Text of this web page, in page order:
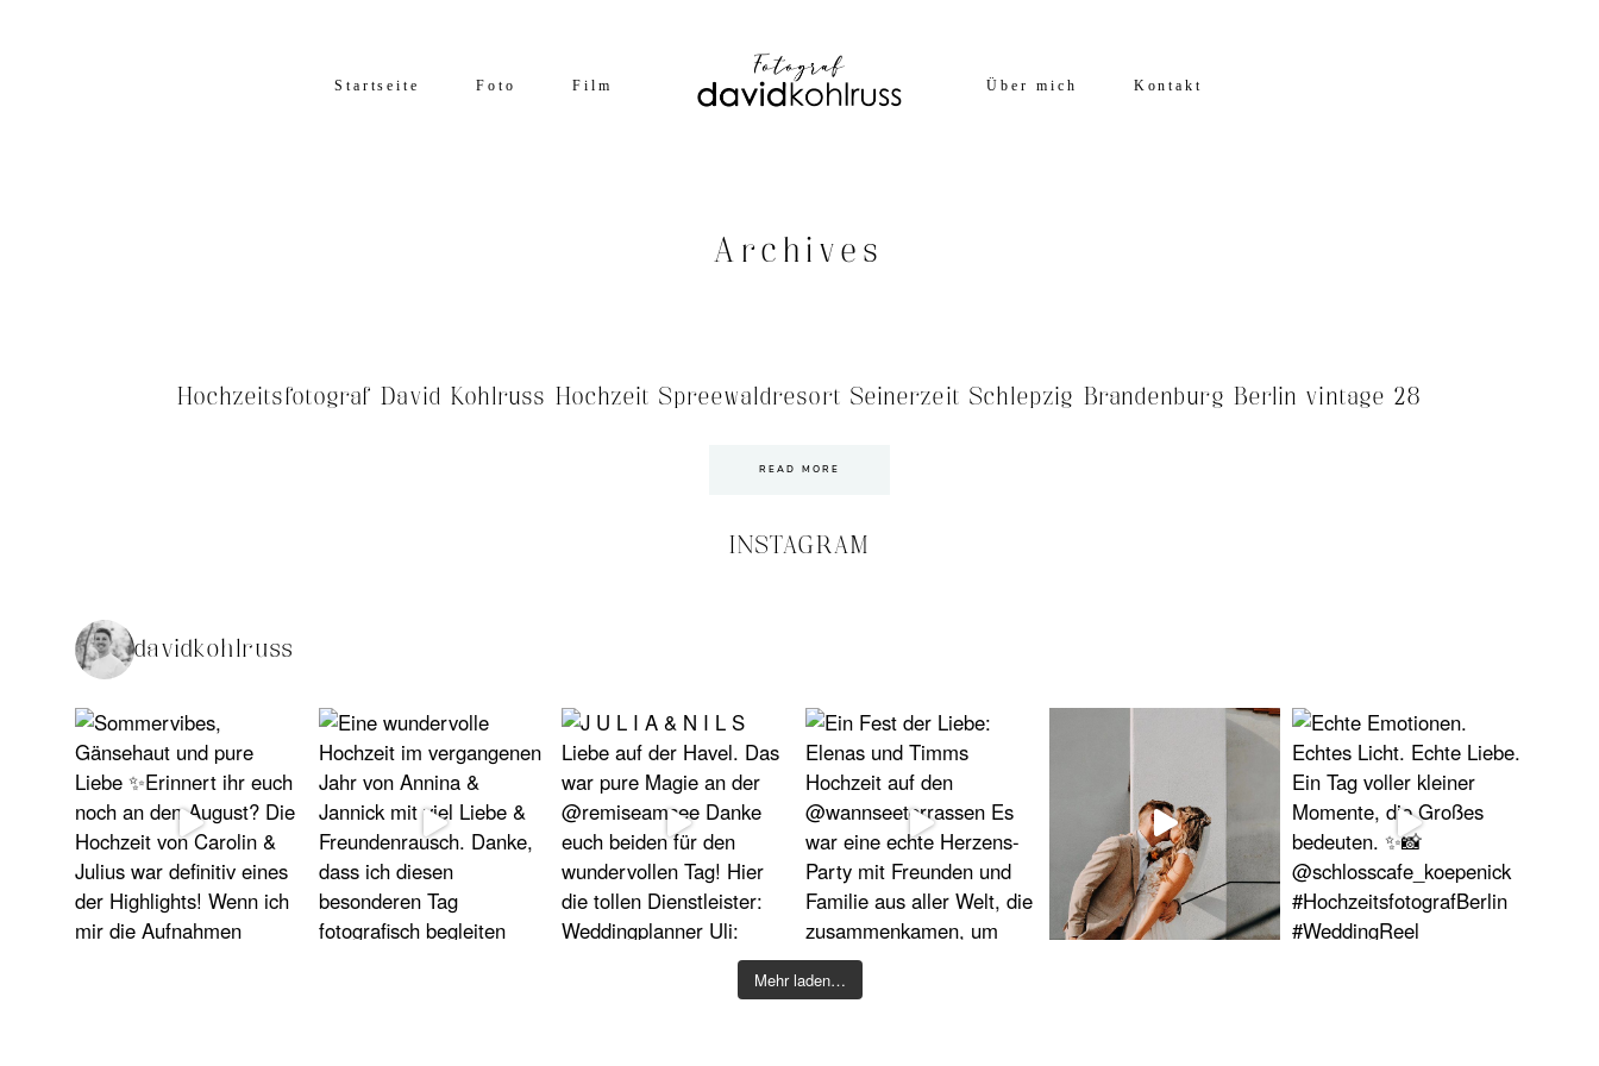
Startseite Foto Film Über mich Kontakt
Archives
Hochzeitsfotograf David Kohlruss Hochzeit Spreewaldresort Seinerzeit Schlepzig Brandenburg Berlin vintage 28
READ MORE
INSTAGRAM
davidkohlruss
Mehr laden…